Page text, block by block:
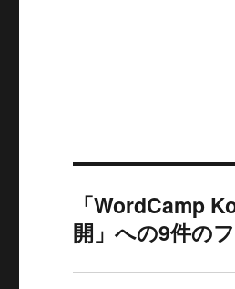
「WordCamp
開」への9件の